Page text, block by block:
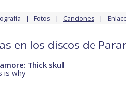
Fotos Canciones
en los discos de
Thick skull
is why